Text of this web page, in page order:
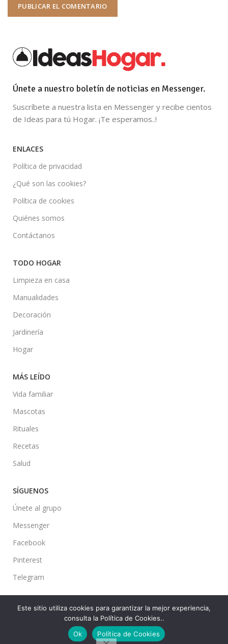
Únete a nuestro boletín de noticias en Messenger.
Suscríbete a nuestra lista en Messenger y recibe cientos
de Ideas para tú Hogar. ¡Te esperamos..!
ENLACES
Política de privacidad
¿Qué son las cookies?
Política de cookies
Quiénes somos
Contáctanos
TODO HOGAR
Limpieza en casa
Manualidades
Decoración
Jardinería
Hogar
MÁS LEÍDO
Vida familiar
Mascotas
Rituales
Recetas
Salud
SÍGUENOS
Únete al grupo
Messenger
Facebook
Pinterest
Telegram
2022 Created ByCMS. Premium Blog Solutions.
Este sitio utiliza cookies para garantizar la mejor experiencia,
consulta la Política de Cookies..
Ok
Política de Cookies